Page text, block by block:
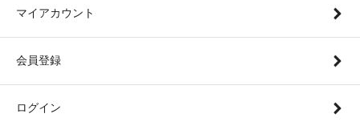
マイアカウント
会員登録
ログイン